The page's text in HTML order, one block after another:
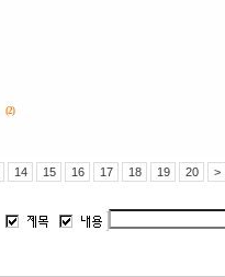
(2)
14 15 16 17 18 19 20 >